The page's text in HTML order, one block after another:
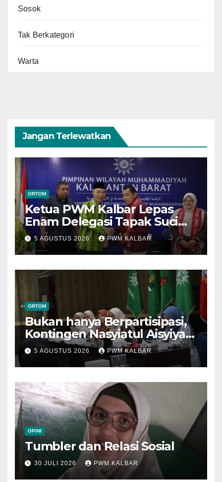
Sosok
Tak Berkategori
Warta
Jangan Terlewatkan
ORTOM
Ketua PWM Kalbar Lepas
Enam Delegasi Tapak Suci
Menuju Muktamar XVI di
Semarang
5 AGUSTUS 2026 PWM KALBAR
ORTOM
Bukan hanya Berpartisipasi,
Kontingen Nasyiatul Aisyiyah
Kalbar Perjuangkan Program
di Muktamar XV
5 AGUSTUS 2026 PWM KALBAR
OPINI
Tumbler dan Relasi Sosial
30 JULI 2026 PWM KALBAR